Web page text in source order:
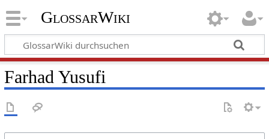
GlossarWiki
Farhad Yusufi